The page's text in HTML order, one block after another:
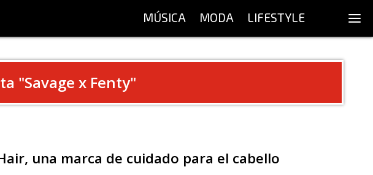
MÚSICA MODA LIFESTYLE
"Savage x Fenty"
una marca de cuidado para el cabello